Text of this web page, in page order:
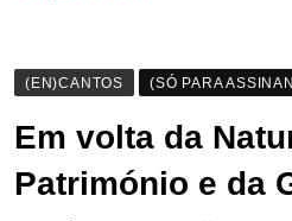
(EN)CANTOS (SÓ PARA
Em volta da
Património e da